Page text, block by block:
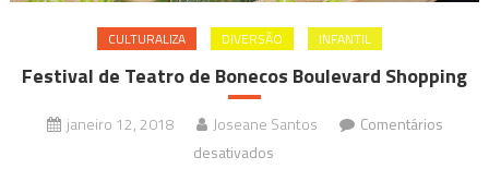
CULTURALIZA DIVERSÃO INFANTIL
Festival de Teatro de Bonecos Boulevard Shopping
janeiro 12, 2018 Joseane Santos
Comentários
desativados